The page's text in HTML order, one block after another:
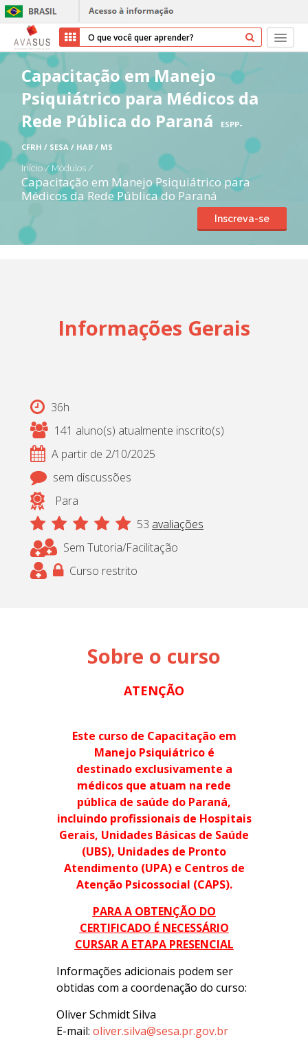
Início
Cursos
Sobre nós
Transparência
Capacitação em Manejo
Psiquiátrico para Médicos da
Rede Pública do Paraná
ESPP-
CFRH / SESA / HAB / MS
Início / Módulos/
Capacitação em Manejo Psiquiátrico para
Médicos da Rede Pública do Paraná
Inscreva-se
Informações Gerais
36h
141 aluno(s) atualmente inscrito(s)
A partir de 2/10/2025
sem discussões
Para
53 avaliações
Sem Tutoria/Facilitação
Curso restrito
Sobre o curso
ATENÇÃO
Este curso de Capacitação em
Manejo Psiquiátrico é
destinado exclusivamente a
médicos que atuam na rede
pública de saúde do Paraná,
incluindo profissionais de Hospitais
Gerais, Unidades Básicas de Saúde
(UBS), Unidades de Pronto
Atendimento (UPA) e Centros de
Atenção Psicossocial (CAPS).
PARA A OBTENÇÃO DO
CERTIFICADO É NECESSÁRIO
CURSAR A ETAPA PRESENCIAL
Informações adicionais podem ser
obtidas com a coordenação do curso:
Oliver Schmidt Silva
E-mail:oliver.silva@sesa.pr.gov.br